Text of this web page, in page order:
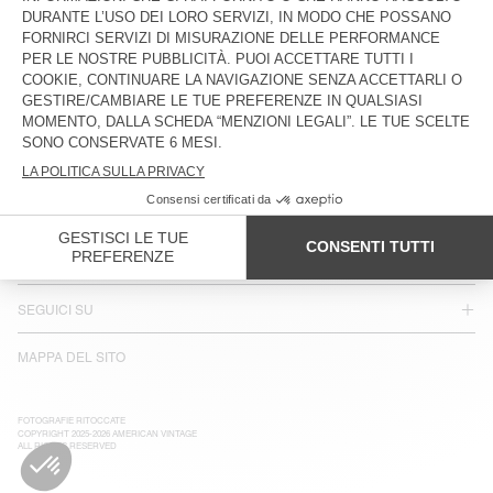
ACCESSIBILITÀ
JOIN US
SERVIZIO CLIENTI
TERMINI LEGALI
I NOSTRI NEGOZI
SEGUICI SU
MAPPA DEL SITO
NEWSLETTER
FOTOGRAFIE RITOCCATE
COPYRIGHT 2025-2026 AMERICAN VINTAGE
ALL RIGHTS RESERVED